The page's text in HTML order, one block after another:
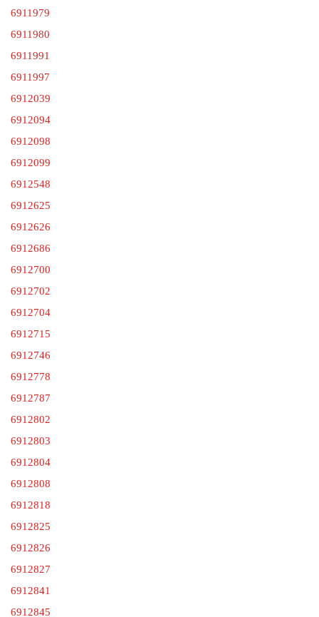
6911979
6911980
6911991
6911997
6912039
6912094
6912098
6912099
6912548
6912625
6912626
6912686
6912700
6912702
6912704
6912715
6912746
6912778
6912787
6912802
6912803
6912804
6912808
6912818
6912825
6912826
6912827
6912841
6912845